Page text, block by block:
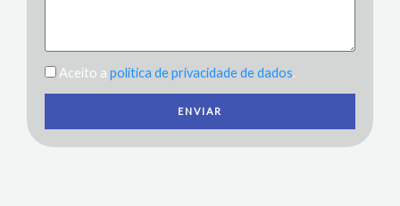
Aceito a política de privacidade de dados.
ENVIAR